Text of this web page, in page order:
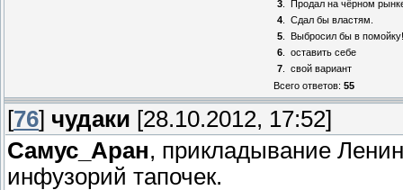
3
Продал на чёрном
4
Сдал бы властям.
5
Выбросил бы в помойку!
6
оставить себе
7
свой вариант
Всего ответов: 55
[76] чудаки [28.10.2012, 17:52]
Самус_Аран, прикладывание
инфузорий тапочек.